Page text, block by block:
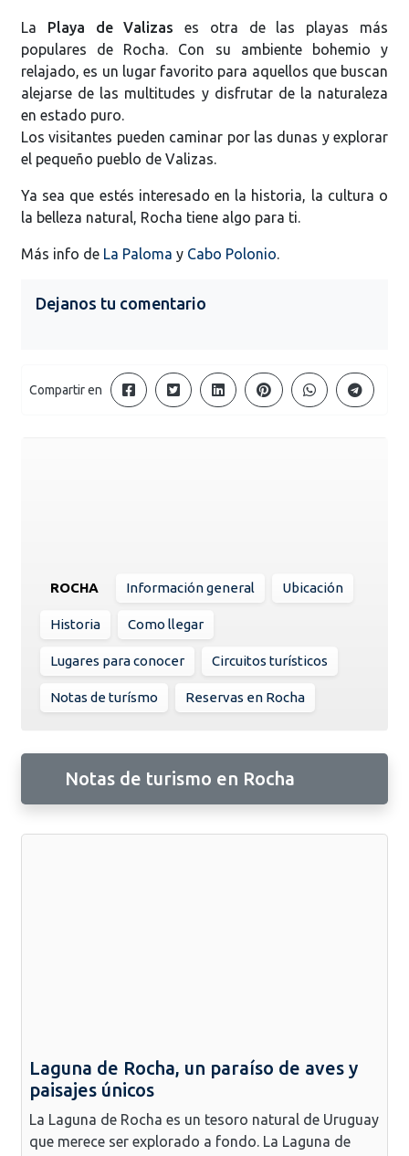
La Playa de Valizases otra de las playas más
populares de Rocha. Con su ambiente bohemio y
relajado, es un lugar favorito para aquellos que buscan
alejarse de las multitudes y disfrutar de la naturaleza
en estado puro.
Los visitantes pueden caminar por las dunas y explorar
el pequeño pueblo de Valizas.
Ya sea que estés interesado en la historia, la cultura o
la belleza natural, Rocha tiene algo para ti.
Más info de La Paloma y Cabo Polonio.
Dejanos tu comentario
Compartir en
ROCHA Información general Ubicación
Historia Como llegar
Lugares para conocer Circuitos turísticos
Notas de turísmo Reservas en Rocha
Notas de turismo en Rocha
Laguna de Rocha, un paraíso de aves y
paisajes únicos
La Laguna de Rocha es un tesoro natural de Uruguay
que merece ser explorado a fondo. La Laguna de